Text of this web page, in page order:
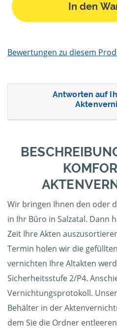
In den
Bewertungen zu diesem
Antworten auf
Wir bringen Ihnen den oder
in Ihr Büro in Salzatal. Dann
Zeit Ihre Akten
Termin holen wir die
vernichten Ihre Altakten
Sicherheitsstufe 2/P4.
Vernichtungsprotokoll.
Behälter in der
dem Sie die Ordner